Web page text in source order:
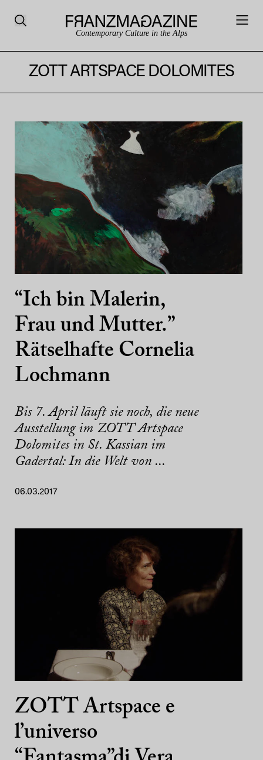
Contemporary Culture in the Alps
ZOTT ARTSPACE DOLOMITES
“Ich bin Malerin,
Frau und Mutter.”
Rätselhafte Cornelia
Lochmann
Bis 7. April läuft sie noch, die neue
Ausstellung im ZOTT Artspace
Dolomites in St. Kassian im
Gadertal: In die Welt von ...
06.03.2017
ZOTT Artspace e
l’universo